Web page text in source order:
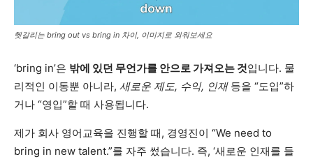
헷갈리는 bring out vs bring in 차이, 이미지로 외워보세요
‘bring in’은 밖에 있던 무언가를 안으로 가져오는 것입니다. 물
리적인 이동뿐 아니라, 새로운 제도, 수익, 인재등을 “도입”하
거나 “영입”할 때 사용됩니다.
제가 회사 영어교육을 진행할 때, 경영진이 “We need to
bring in new talent.”를 자주 썼습니다. 즉, ‘새로운 인재를 들